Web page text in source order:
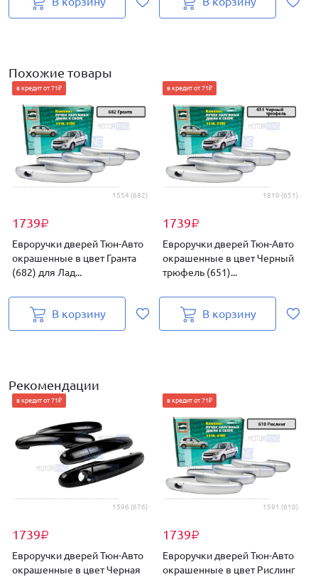
Похожие товары
1554 (682)
1739₽
в кредит от 71₽
Евроручки дверей Тюн-Авто
окрашенные в цвет Гранта
(682) для Лад...
В корзину
1810 (651)
1739₽
в кредит от 71₽
Евроручки дверей Тюн-Авто
окрашенные в цвет Черный
трюфель (651)...
В корзину
Рекомендации
1596 (676)
1739₽
в кредит от 71₽
Евроручки дверей Тюн-Авто
окрашенные в цвет Черная
1591 (610)
1739₽
в кредит от 71₽
Евроручки дверей Тюн-Авто
окрашенные в цвет Рислинг